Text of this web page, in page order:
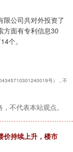
限公司共对外投资了
方面有专利信息30
个。
号），不
不代表本站观点。
价持续上升，楼市